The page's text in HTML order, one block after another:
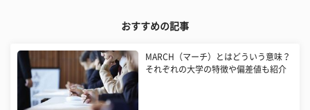
おすすめの記事
MARCH（マーチ）とはどういう意味？
それぞれの大学の特徴や偏差値も紹介